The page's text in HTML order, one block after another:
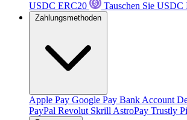
USDC ERC20
Tauschen Sie USDC
Zahlungsmethoden
Apple Pay Google Pay Bank Account
PayPal Revolut Skrill AstroPay Trustly